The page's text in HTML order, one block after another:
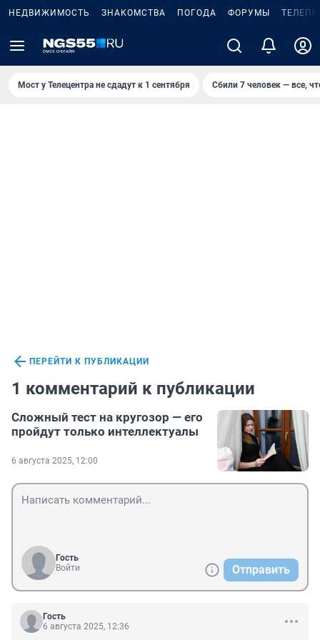
НЕДВИЖИМОСТЬ ЗНАКОМСТВА ПОГОДА ФОРУМЫ
Мост у Телецентра не сдадут к 1 сентября Сбили 7 человек — все,
ПЕРЕЙТИ К ПУБЛИКАЦИИ
1 комментарий к публикации
Сложный тест на кругозор — его
пройдут только интеллектуалы
6 августа 2025, 12:00
Гость
Войти
Отправить
Гость
6 августа 2025, 12:36